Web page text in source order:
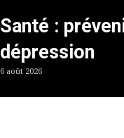
Santé :
dépression
6 août 2026